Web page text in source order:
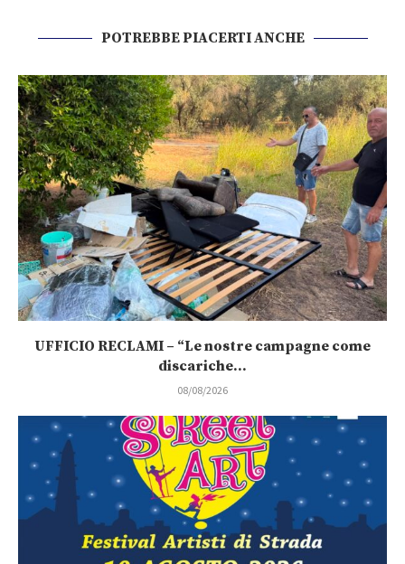
POTREBBE PIACERTI ANCHE
UFFICIO RECLAMI – “Le nostre campagne come
discariche...
08/08/2026